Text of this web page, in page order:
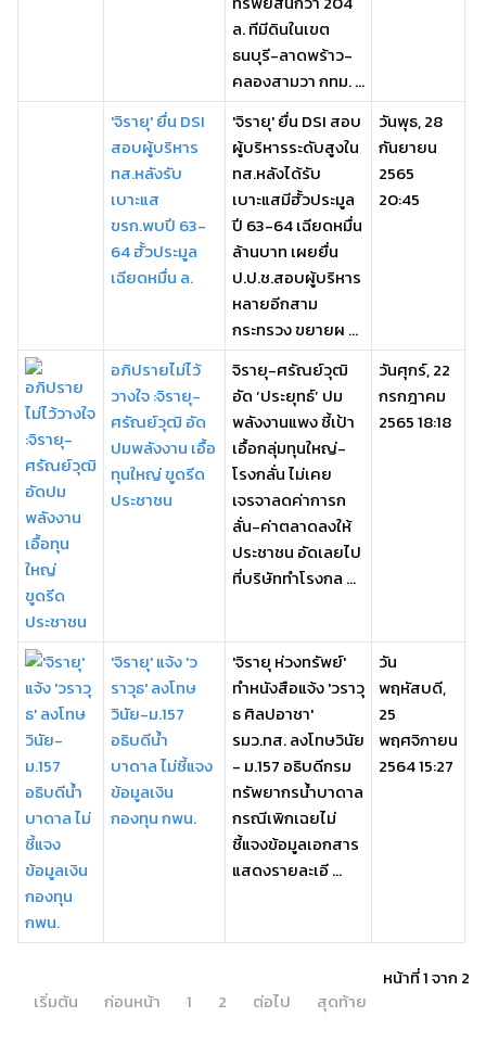
ล. ทีมีดินในเขต
ธนบุรี-ลาดพร้าว-
คลองสามวา กทม. ...
'จิรายุ' ยื่น DSI
สอบผู้บริหาร
ทส.หลังรับ
เบาะแส
ขรก.พบปี 63-
64 ฮั้วประมูล
เฉียดหมื่น ล.
'จิรายุ' ยื่น DSI สอบ
ผู้บริหารระดับสูงใน
ทส.หลังได้รับ
เบาะแสมีฮั้วประมูล
ปี 63-64 เฉียดหมื่น
ล้านบาท เผยยื่น
ป.ป.ช.สอบผู้บริหาร
หลายอีกสาม
กระทรวง ขยายผ ...
วันพุธ, 28
กันยายน
2565
20:45
อภิปรายไม่ไว้
วางใจ :จิรายุ-
ศรัณย์วุฒิ อัด
ปมพลังงาน เอื้อ
ทุนใหญ่ ขูดรีด
ประชาชน
จิรายุ-ศรัณย์วุฒิ
อัด ‘ประยุทธ์’ ปม
พลังงานแพง ชี้เป้า
เอื้อกลุ่มทุนใหญ่-
โรงกลั่น ไม่เคย
เจรจาลดค่าการก
ลั่น-ค่าตลาดลงให้
ประชาชน อัดเลยไป
ที่บริษัททำโรงกล ...
วันศุกร์, 22
กรกฎาคม
2565 18:18
'จิรายุ' แจ้ง 'ว
ราวุธ' ลงโทษ
วินัย-ม.157
อธิบดีน้ำ
บาดาล ไม่ชี้แจง
ข้อมูลเงิน
กองทุน กพน.
'จิรายุ ห่วงทรัพย์'
ทำหนังสือแจ้ง 'วราวุ
ธ ศิลปอาชา'
รมว.ทส. ลงโทษวินัย
- ม.157 อธิบดีกรม
ทรัพยากรน้ำบาดาล
กรณีเพิกเฉยไม่
ชี้แจงข้อมูลเอกสาร
แสดงรายละเอี ...
วัน
พฤหัสบดี,
25
พฤศจิกายน
2564 15:27
หน้าที่ 1 จาก 2
เริ่มต้น
ก่อนหน้า 1 2 ต่อไป สุดท้าย